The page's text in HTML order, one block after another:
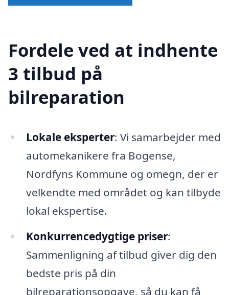
Fordele ved at indhente
3 tilbud på
bilreparation
Lokale eksperter: Vi samarbejder med
automekanikere fra Bogense,
Nordfyns Kommune og omegn, der er
velkendte med området og kan tilbyde
lokal ekspertise.
Konkurrencedygtige priser:
Sammenligning af tilbud giver dig den
bedste pris på din
bilreparationsopgave, så du kan få